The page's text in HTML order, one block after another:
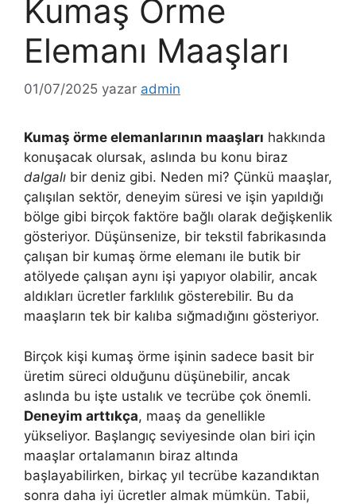
Kumaş Örme
Elemanı Maaşları
01/07/2025 yazar admin
Kumaş örme elemanlarının maaşları hakkında
konuşacak olursak, aslında bu konu biraz
dalgalı bir deniz gibi. Neden mi? Çünkü maaşlar,
çalışılan sektör, deneyim süresi ve işin yapıldığı
bölge gibi birçok faktöre bağlı olarak değişkenlik
gösteriyor. Düşünsenize, bir tekstil fabrikasında
çalışan bir kumaş örme elemanı ile butik bir
atölyede çalışan aynı işi yapıyor olabilir, ancak
aldıkları ücretler farklılık gösterebilir. Bu da
maaşların tek bir kalıba sığmadığını gösteriyor.
Birçok kişi kumaş örme işinin sadece basit bir
üretim süreci olduğunu düşünebilir, ancak
aslında bu işte ustalık ve tecrübe çok önemli.
Deneyim arttıkça, maaş da genellikle
yükseliyor. Başlangıç seviyesinde olan biri için
maaşlar ortalamanın biraz altında
başlayabilirken, birkaç yıl tecrübe kazandıktan
sonra daha iyi ücretler almak mümkün. Tabii,